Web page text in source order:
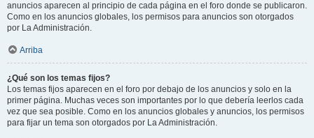
anuncios aparecen al principio de cada página en el foro donde se publicaron.
Como en los anuncios globales, los permisos para anuncios son otorgados
por La Administración.
Arriba
¿Qué son los temas fijos?
Los temas fijos aparecen en el foro por debajo de los anuncios y solo en la
primer página. Muchas veces son importantes por lo que debería leerlos cada
vez que sea posible. Como en los anuncios globales y anuncios, los permisos
para fijar un tema son otorgados por La Administración.